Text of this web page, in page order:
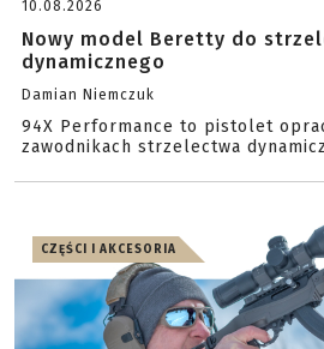
10.08.2026
Nowy model Beretty do
dynamicznego
Damian Niemczuk
94X Performance to pistolet
zawodnikach strzelectwa
CZĘŚCI I AKCESORIA